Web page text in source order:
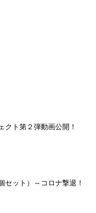
クト第２弾動画公開！
セット）～コロナ撃退！